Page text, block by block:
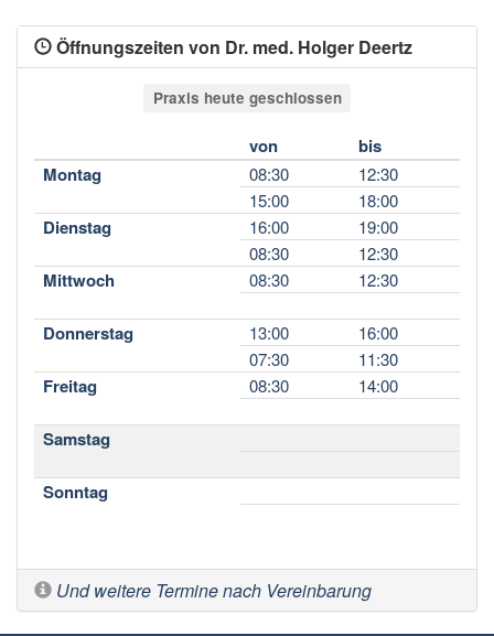
Öffnungszeiten von Dr. med. Holger Deertz
Praxis heute geschlossen
von
bis
Montag
08:30
12:30
15:00
18:00
Dienstag 16:00
19:00
08:30
12:30
Mittwoch 08:30 12:30
Donnerstag 13:00
16:00
07:30
11:30
Freitag 08:30 14:00
Samstag
Sonntag
Und weitere Termine nach Vereinbarung